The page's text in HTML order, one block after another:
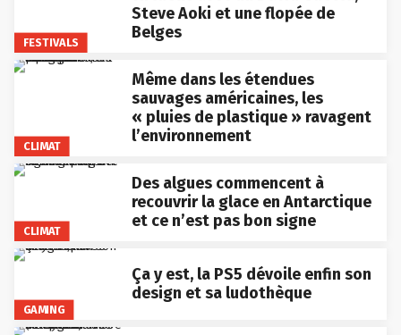
FESTIVALS
Steve Aoki et une flopée de
Belges
CLIMAT
Même dans les étendues
sauvages américaines, les
« pluies de plastique » ravagent
l’environnement
CLIMAT
Des algues commencent à
recouvrir la glace en Antarctique
et ce n’est pas bon signe
GAMING
Ça y est, la PS5 dévoile enfin son
design et sa ludothèque